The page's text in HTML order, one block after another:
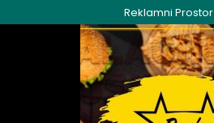
to
Reklamni Prostor